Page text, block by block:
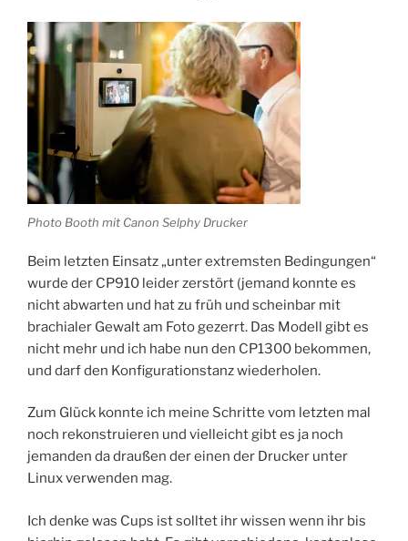
Photo Booth mit Canon Selphy Drucker
Beim letzten Einsatz „unter extremsten Bedingungen“
wurde der CP910 leider zerstört (jemand konnte es
nicht abwarten und hat zu früh und scheinbar mit
brachialer Gewalt am Foto gezerrt. Das Modell gibt es
nicht mehr und ich habe nun den CP1300 bekommen,
und darf den Konfigurationstanz wiederholen.
Zum Glück konnte ich meine Schritte vom letzten mal
noch rekonstruieren und vielleicht gibt es ja noch
jemanden da draußen der einen der Drucker unter
Linux verwenden mag.
Ich denke was Cups ist solltet ihr wissen wenn ihr bis